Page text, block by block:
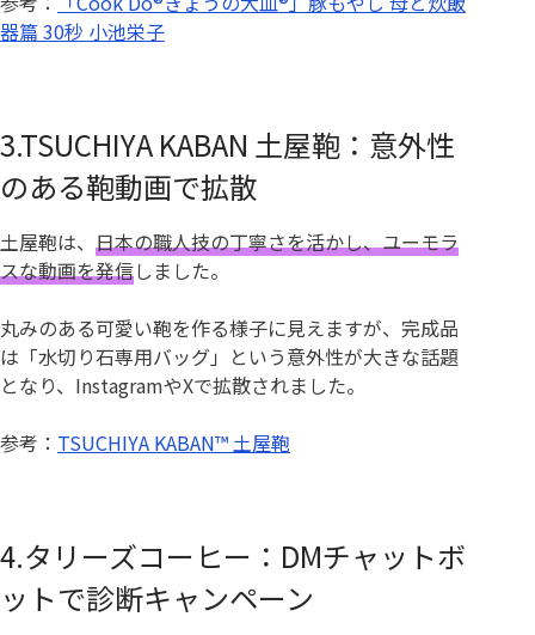
器篇 30秒 小池栄子
3.TSUCHIYA KABAN 土屋鞄：意外性
のある鞄動画で拡散
土屋鞄は、 日本の職人技の丁寧さを活かし、ユーモラ
スな動画を発信しました。
丸みのある可愛い鞄を作る様子に見えますが、完成品
は「水切り石専用バッグ」という意外性が大きな話題
となり、InstagramやXで拡散されました。
参考： TSUCHIYA KABAN™️ 土屋鞄
4.タリーズコーヒー：DMチャットボ
ットで診断キャンペーン